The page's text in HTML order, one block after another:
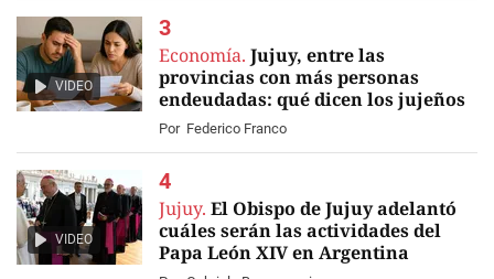
VIDEO
Economía. Jujuy, entre las
provincias con más personas
endeudadas: qué dicen los jujeños
Por Federico Franco
VIDEO
Jujuy. El Obispo de Jujuy adelantó
cuáles serán las actividades del
Papa León XIV en Argentina